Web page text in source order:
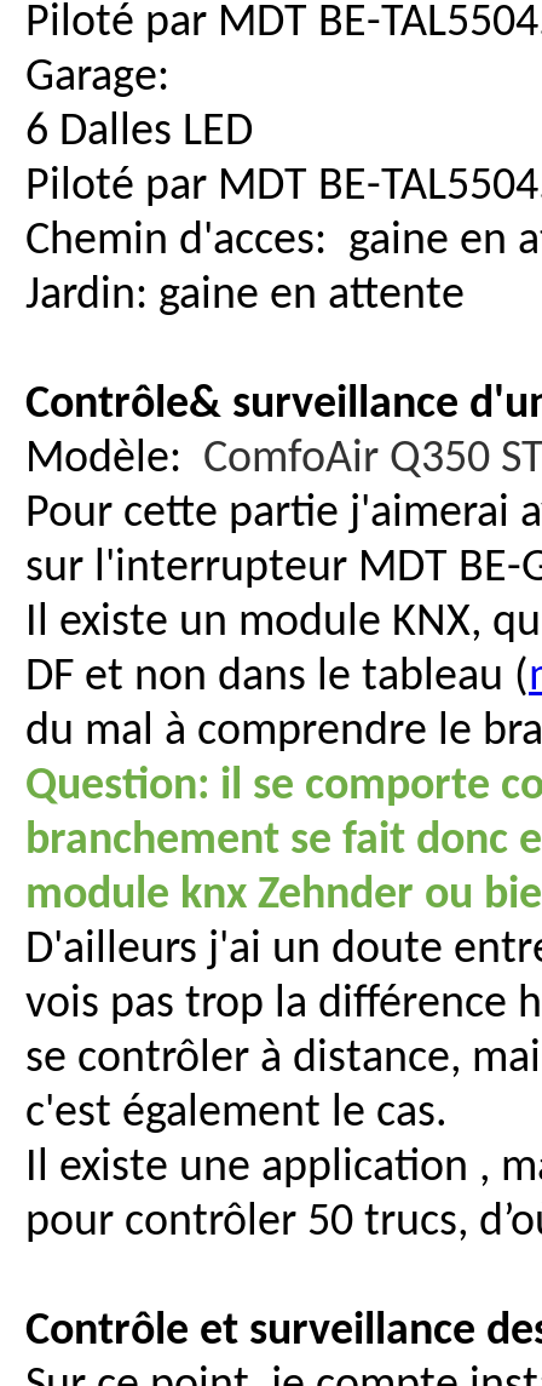
Piloté par MDT BE-
Garage:
6 Dalles LED
Piloté par MDT BE-
Chemin d'acces: gaine en
Jardin: gaine en attente
Contrôle& surveillance
Modèle: ComfoAir Q350
Pour cette partie j'aimerai
sur l'interrupteur MDT BE-
Il existe un module KNX,
DF et non dans le tableau (
du mal à comprendre le
Question: il se comporte
branchement se fait donc
module knx Zehnder ou
D'ailleurs j'ai un doute
vois pas trop la différence
se contrôler à distance,
c'est également le cas.
Il existe une application ,
pour contrôler 50 trucs,
Contrôle et surveillance